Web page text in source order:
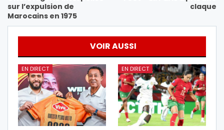
sur l’expulsion de
Marocains en 1975
claque
VOIR AUSSI
EN DIRECT EN DIRECT